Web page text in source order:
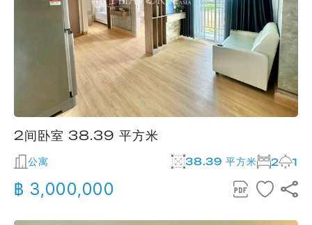
2间卧室 38.39 平方米
公寓 38.39 平方米 2 1
฿ 3,000,000